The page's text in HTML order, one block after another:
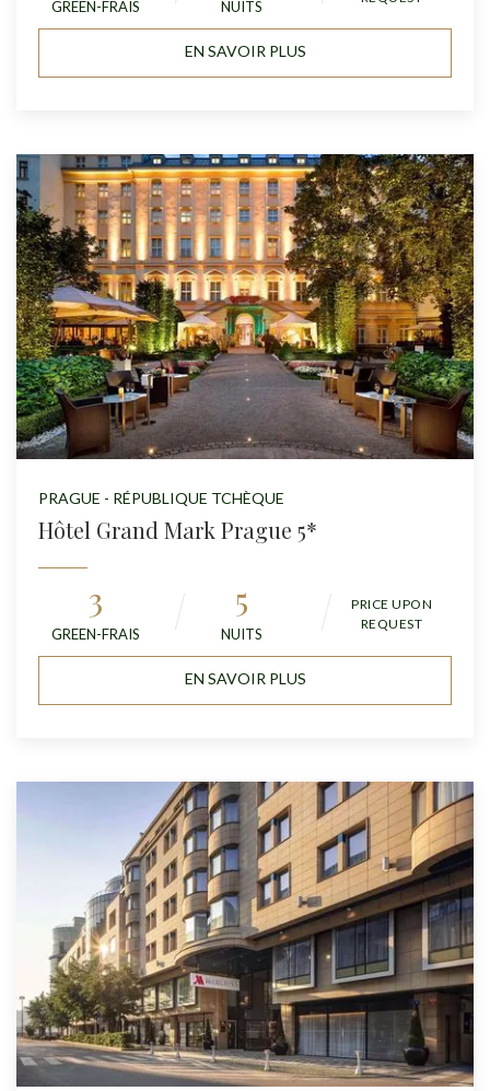
GREEN-FRAIS NUITS
EN SAVOIR PLUS
PRAGUE - RÉPUBLIQUE TCHÈQUE
Hôtel Grand Mark Prague 5*
3
GREEN-FRAIS
5
NUITS
PRICE UPON
REQUEST
EN SAVOIR PLUS